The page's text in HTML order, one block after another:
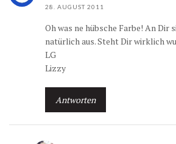
28. AUGUST 2011
Oh was ne hübsche Farbe! An Dir
natürlich aus. Steht Dir wirklich
LG
Lizzy
Antworten